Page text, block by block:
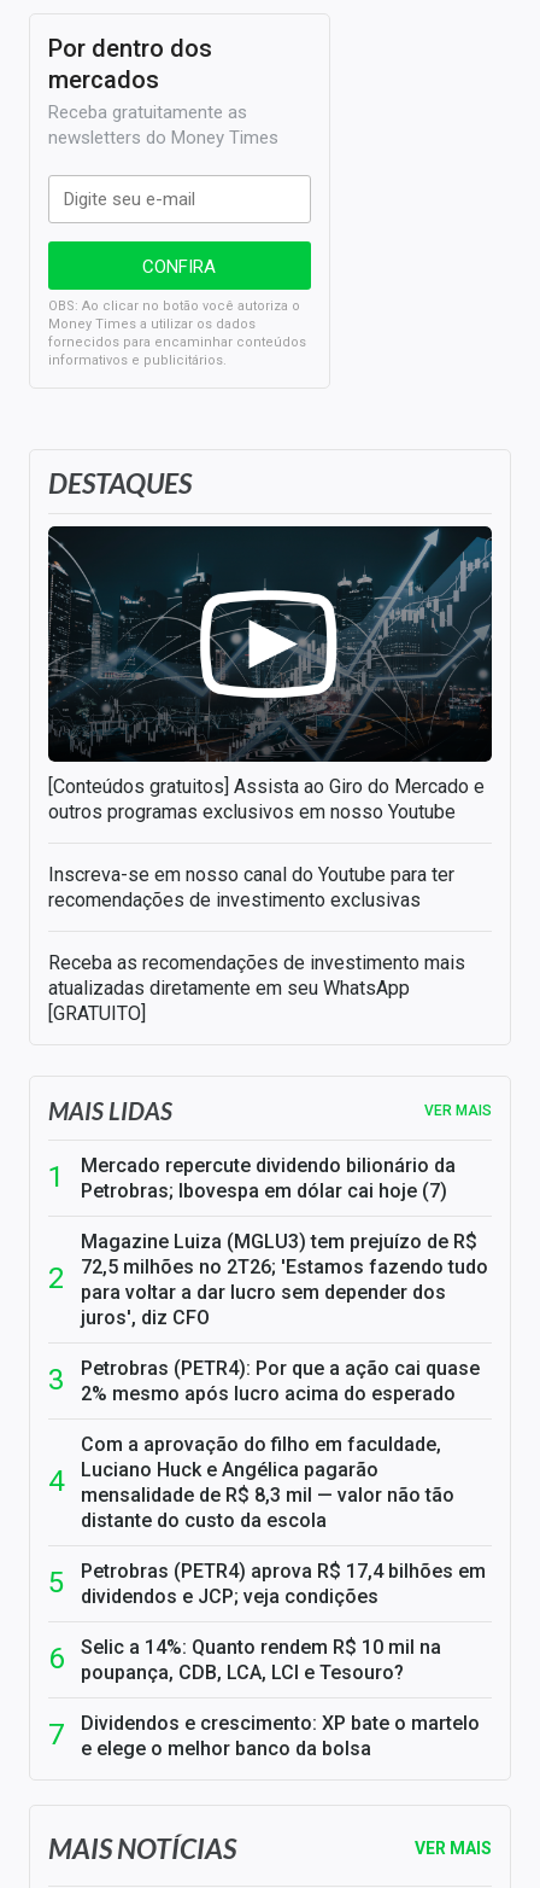
DESTAQUES
[Conteúdos gratuitos] Assista ao Giro do Mercado e
outros programas exclusivos em nosso Youtube
Inscreva-se em nosso canal do Youtube para ter
recomendações de investimento exclusivas
Receba as recomendações de investimento mais
atualizadas diretamente em seu WhatsApp
[GRATUITO]
Por dentro dos
mercados
Receba gratuitamente as
newsletters do Money Times
OBS: Ao clicar no botão você autoriza o
Money Times a utilizar os dados
fornecidos para encaminhar conteúdos
informativos e publicitários.
MAIS LIDAS VER MAIS
Mercado repercute dividendo bilionário da
Petrobras; Ibovespa em dólar cai hoje (7)
Magazine Luiza (MGLU3) tem prejuízo de R$
72,5 milhões no 2T26; 'Estamos fazendo tudo
para voltar a dar lucro sem depender dos
juros', diz CFO
Petrobras (PETR4): Por que a ação cai quase
2% mesmo após lucro acima do esperado
Com a aprovação do filho em faculdade,
Luciano Huck e Angélica pagarão
mensalidade de R$ 8,3 mil — valor não tão
distante do custo da escola
Petrobras (PETR4) aprova R$ 17,4 bilhões em
dividendos e JCP; veja condições
Selic a 14%: Quanto rendem R$ 10 mil na
poupança, CDB, LCA, LCI e Tesouro?
Dividendos e crescimento: XP bate o martelo
e elege o melhor banco da bolsa
MAIS NOTÍCIAS VER MAIS